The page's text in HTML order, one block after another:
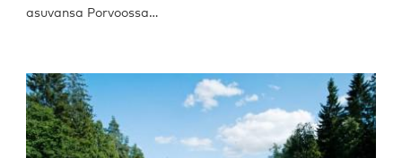
asuvansa Porvoossa…